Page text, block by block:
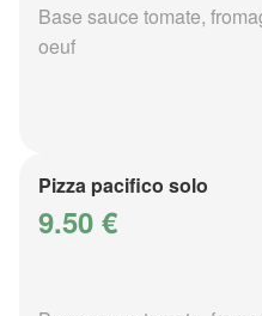
Base sauce tomate,
oeuf
Pizza pacifico solo
9.50 €